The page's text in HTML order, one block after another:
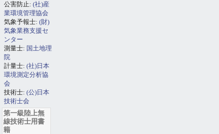
公害防止: (社)産
業環境管理協会
気象予報士: (財)
気象業務支援セ
ンター
測量士: 国土地理
院
計量士: (社)日本
環境測定分析協
会
技術士: (公)日本
技術士会
第一級陸上無
線技術士用書
籍